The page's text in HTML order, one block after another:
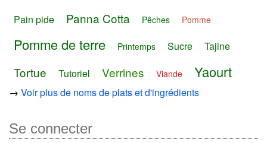
Pain pide Panna Cotta Pêches Pomme
Pomme de terre Printemps Sucre Tajine
Tortue Tutoriel Verrines Viande Yaourt
→ Voir plus de noms de plats et d'ingrédients
Se connecter